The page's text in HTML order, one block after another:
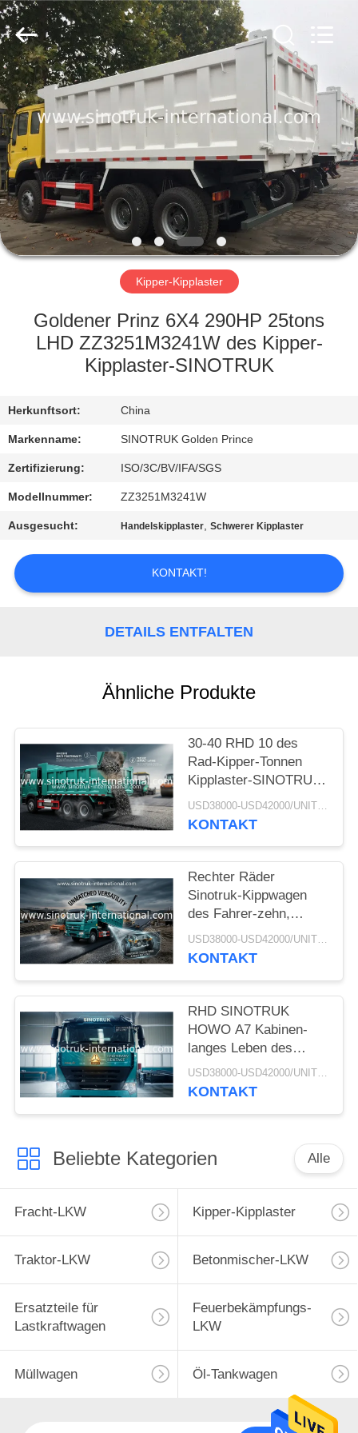
ZU
HAUSE
PRODUKTE
ÜBER
UNS
WERKSBESICHTIGUNG
QUALITÄTSKONTROLLE
MIT
UNS
BITTE
UM
ANGEBOT
INTERNATIONAL
CO.,
LTD..
All
Rights
Reserved.
Kipper-Kipplaster
Goldener Prinz 6X4 290HP 25tons
LHD ZZ3251M3241W des Kipper-
Kipplaster-SINOTRUK
Herkunftsort: China
Markenname: SINOTRUK Golden Prince
Zertifizierung: ISO/3C/BV/IFA/SGS
Modellnummer: ZZ3251M3241W
Ausgesucht: Handelskipplaster,Schwerer Kipplaster
KONTAKT!
DETAILS ENTFALTEN
Ähnliche Produkte
30-40 RHD 10 des
Rad-Kipper-Tonnen
Kipplaster-SINOTRUK
HOWO A7 für Bau
USD38000-USD42000/UNIT)negotiation MOQ:1 EINHEIT
KONTAKT
Rechter Räder
Sinotruk-Kippwagen
des Fahrer-zehn,
HochleistungskipplasterUSD38000-USD42000/UNIT)negotiation MOQ:1 EINHEIT
KONTAKT
RHD SINOTRUK
HOWO A7 Kabinen-
langes Leben des
Bergbau-Kipper-
Kipplaster-
USD38000-USD42000/UNIT)negotiation MOQ:1 EINHEIT
KONTAKT
Beliebte Kategorien Alle
Fracht-LKW Kipper-Kipplaster
Traktor-LKW Betonmischer-LKW
Ersatzteile für
Lastkraftwagen
Feuerbekämpfungs-
LKW
Müllwagen Öl-Tankwagen